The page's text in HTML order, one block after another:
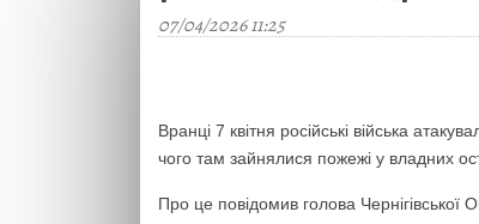
07/04/2026 11:25
Вранці 7 квітня російські війська
чого там зайнялися пожежі у владних
Про це повідомив голова Чернігівської